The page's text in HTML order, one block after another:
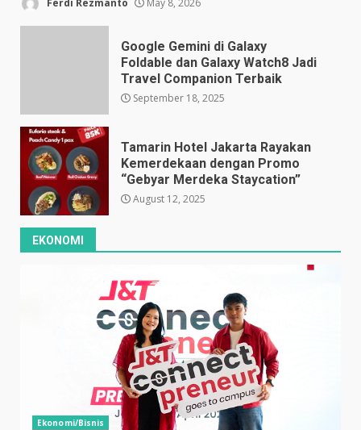
Ferdi Rezmanto May 8, 2026
Google Gemini di Galaxy
Foldable dan Galaxy Watch8 Jadi
Travel Companion Terbaik
September 18, 2025
Tamarin Hotel Jakarta Rayakan
Kemerdekaan dengan Promo
“Gebyar Merdeka Staycation”
August 12, 2025
EKONOMI
Ekonomi/Bisnis